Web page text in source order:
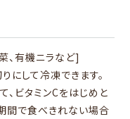
、有機ニラなど]
にして冷凍できます。
ビタミンCをはじめと
間で食べきれない場合